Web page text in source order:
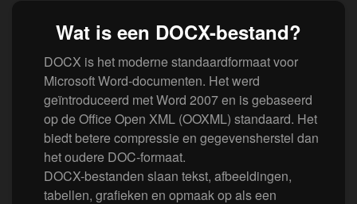
Wat is een DOCX-bestand?
DOCX is het moderne standaardformaat voor
Microsoft Word-documenten. Het werd
geïntroduceerd met Word 2007 en is gebaseerd
op de Office Open XML (OOXML) standaard. Het
biedt betere compressie en gegevensherstel dan
het oudere DOC-formaat.
DOCX-bestanden slaan tekst, afbeeldingen,
tabellen, grafieken en opmaak op als een